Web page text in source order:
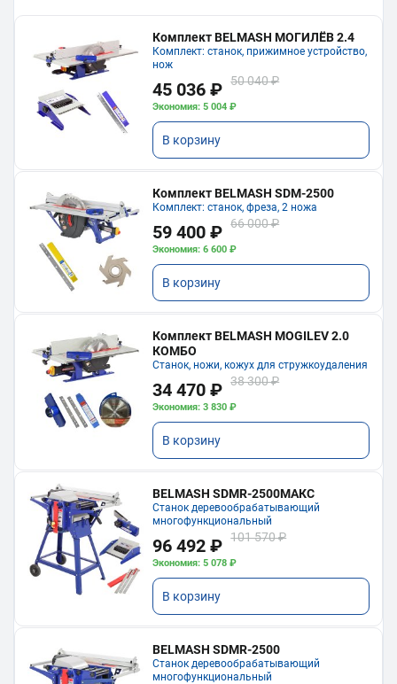
Комплект BELMASH МОГИЛЁВ 2.4
Комплект: станок, прижимное устройство,
нож
45 036 ₽ 50 040 ₽
Экономия: 5 004 ₽
В корзину
Комплект BELMASH SDM-2500
Комплект: станок, фреза, 2 ножа
59 400 ₽ 66 000 ₽
Экономия: 6 600 ₽
В корзину
Комплект BELMASH MOGILEV 2.0
КОМБО
Станок, ножи, кожух для стружкоудаления
34 470 ₽ 38 300 ₽
Экономия: 3 830 ₽
В корзину
BELMASH SDMR-2500МАКС
Станок деревообрабатывающий
многофункциональный
96 492 ₽ 101 570 ₽
Экономия: 5 078 ₽
В корзину
BELMASH SDMR-2500
Станок деревообрабатывающий
многофункциональный